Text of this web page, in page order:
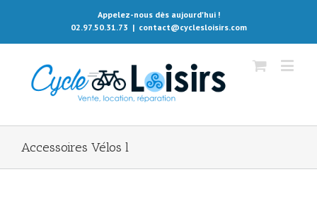
Appelez-nous dès aujourd'hui !
02.97.50.31.73 | contact@cyclesloisirs.com
Accessoires Vélos l